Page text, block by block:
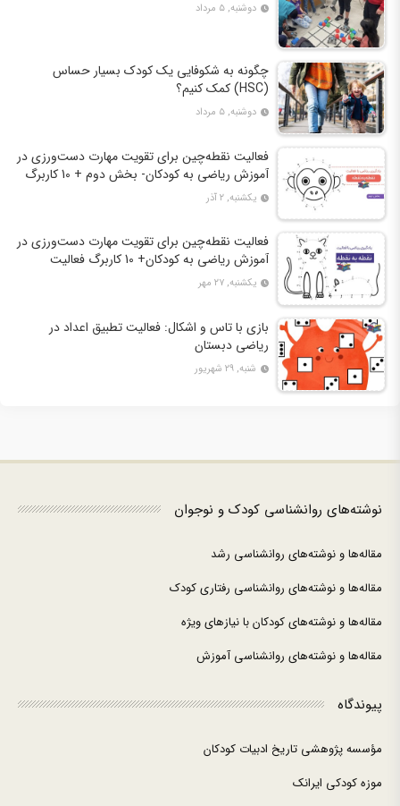
دوشنبه, ۵ مرداد
چگونه به شکوفایی یک کودک بسیار حساس
(HSC) کمک کنیم؟
دوشنبه, ۵ مرداد
فعالیت نقطه‌چین برای تقویت مهارت دست‌ورزی در
آموزش ریاضی به کودکان- بخش دوم + 10 کاربرگ
فعالیت
یکشنبه, ۲ آذر
فعالیت نقطه‌چین برای تقویت مهارت دست‌ورزی در
آموزش ریاضی به کودکان+ 10 کاربرگ فعالیت
یکشنبه, ۲۷ مهر
بازی با تاس و اشکال: فعالیت تطبیق اعداد در
ریاضی دبستان
شنبه, ۲۹ شهریور
نوشته‌های روانشناسی کودک و نوجوان
مقاله‌ها و نوشته‌های روانشناسی رشد
مقاله‌ها و نوشته‌های روانشناسی رفتاری کودک
مقاله‌ها و نوشته‌های کودکان با نیازهای ویژه
مقاله‌ها و نوشته‌های روانشناسی آموزش
پیوندگاه
مؤسسه پژوهشی تاریخ ادبیات کودکان
موزه کودکی ایرانک